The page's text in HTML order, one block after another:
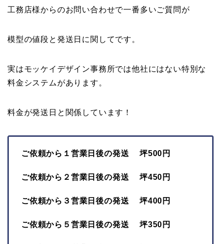
工務店様からのお問い合わせで一番多いご質問が
模型の値段と発送日に関してです。
実はモッケイデザイン事務所では他社にはない特別な
料金システムがあります。
料金が発送日と関係しています！
ご依頼から１営業日後の発送 坪500円
ご依頼から２営業日後の発送 坪450円
ご依頼から３営業日後の発送 坪400円
ご依頼から５営業日後の発送 坪350円